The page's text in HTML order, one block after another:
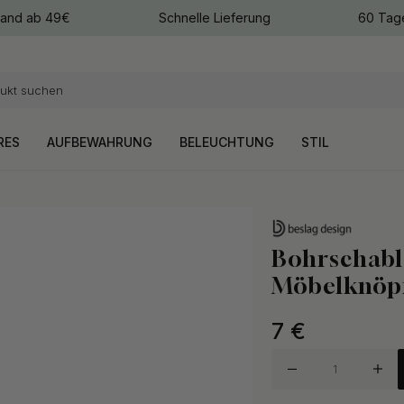
ab 49€ Schnelle Lieferung 60
AUFBEWAHRUNG BELEUCHTUNG STIL
7 €